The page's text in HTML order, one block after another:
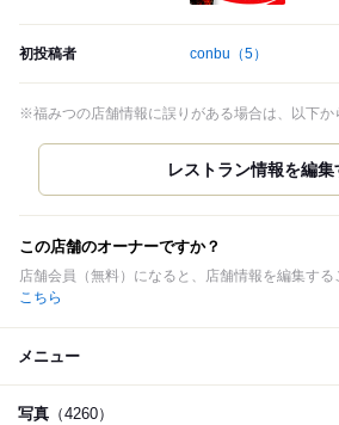
初投稿者 conbu （5）
※福みつの店舗情報に誤りがある場合は、以下か
この店舗のオーナーですか？
店舗会員（無料）になると、店舗情報を編集する
こちら
メニュー
写真 （4260）